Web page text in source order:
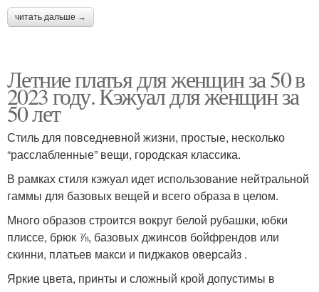
читать дальше →
Летние платья для женщин за 50 в
2023 году. Кэжуал для женщин за
50 лет
Стиль для повседневной жизни, простые, несколько
“расслабленные” вещи, городская классика.
В рамках стиля кэжуал идет использование нейтральной
гаммы для базовых вещей и всего образа в целом.
Много образов строится вокруг белой рубашки, юбки
плиссе, брюк ⅞, базовых джинсов бойфрендов или
скинни, платьев макси и пиджаков оверсайз .
Яркие цвета, принты и сложный крой допустимы в